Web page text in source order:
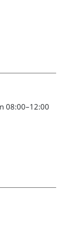
08:00–12:00